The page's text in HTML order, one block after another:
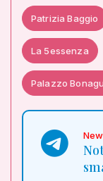
Patrizia Baggio
La 5essenza
Palazzo
New